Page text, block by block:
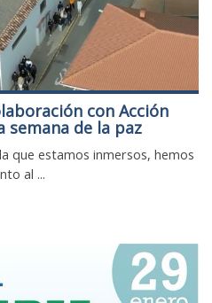
con Acción
semana de la paz
que estamos inmersos, hemos
al ...